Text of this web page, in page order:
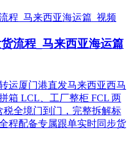
流程_马来西亚海运篇
运厦门港直发马来西亚西马
箱 LCL、工厂整柜 FCL 两
税全境门到门，完整拆解标
程配备专属跟单实时同步货